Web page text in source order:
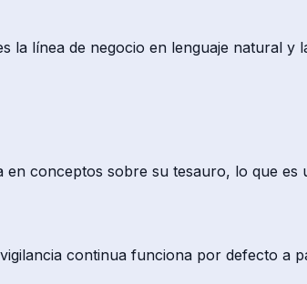
línea de negocio en lenguaje natural
conceptos sobre su tesauro, lo que
continua funciona por defecto a